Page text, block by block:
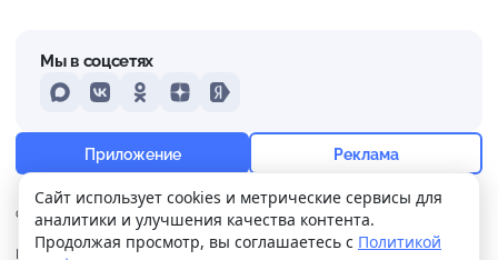
+13° Ощущается как +13
9 м/с 762 мм 91%
О нас Контакты Прислать новость
Реклама
Политика
Мы в соцсетях
MAXVKontakteOdnoklassniki
DzenYandex
Приложение Реклама
Сайт использует cookies и метрические сервисы для
аналитики и улучшения качества контента.
Продолжая просмотр, вы соглашаетесь с Политикой